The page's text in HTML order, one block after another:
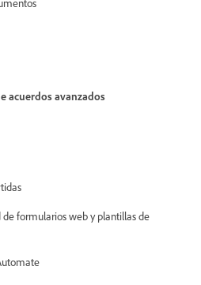
acuerdos avanzados
formularios web y plantillas de